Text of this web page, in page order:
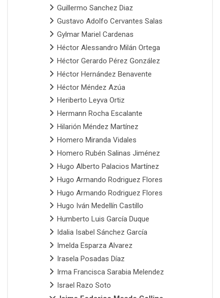
Guillermo Sanchez Diaz
Gustavo Adolfo Cervantes Salas
Gylmar Mariel Cardenas
Héctor Alessandro Milán Ortega
Héctor Gerardo Pérez González
Héctor Hernández Benavente
Héctor Méndez Azúa
Heriberto Leyva Ortiz
Hermann Rocha Escalante
Hilarión Méndez Martínez
Homero Miranda Vidales
Homero Rubén Salinas Jiménez
Hugo Alberto Palacios Martínez
Hugo Armando Rodriguez Flores
Hugo Armando Rodriguez Flores
Hugo Iván Medellín Castillo
Humberto Luis García Duque
Idalia Isabel Sánchez García
Imelda Esparza Alvarez
Irasela Posadas Díaz
Irma Francisca Sarabia Melendez
Israel Razo Soto